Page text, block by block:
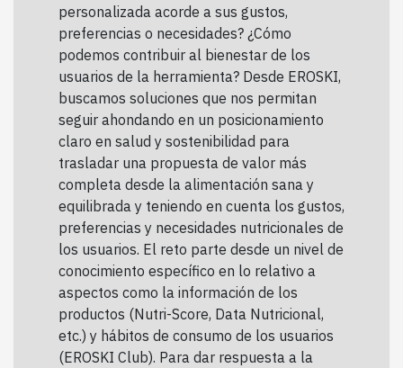
personalizada acorde a sus gustos,
preferencias o necesidades? ¿Cómo
podemos contribuir al bienestar de los
usuarios de la herramienta? Desde EROSKI,
buscamos soluciones que nos permitan
seguir ahondando en un posicionamiento
claro en salud y sostenibilidad para
trasladar una propuesta de valor más
completa desde la alimentación sana y
equilibrada y teniendo en cuenta los gustos,
preferencias y necesidades nutricionales de
los usuarios. El reto parte desde un nivel de
conocimiento específico en lo relativo a
aspectos como la información de los
productos (Nutri-Score, Data Nutricional,
etc.) y hábitos de consumo de los usuarios
(EROSKI Club). Para dar respuesta a la